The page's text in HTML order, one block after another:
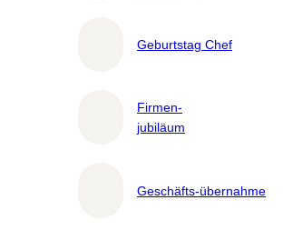
Geburtstag Chef
Firmen-
jubiläum
Geschäfts-übernahme